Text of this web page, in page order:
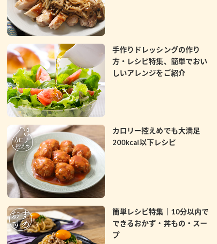
手作りドレッシングの作り
方・レシピ特集、簡単でおい
しいアレンジをご紹介
カロリー控えめでも大満足
200kcal以下レシピ
簡単レシピ特集｜10分以内で
できるおかず・丼もの・スー
プ